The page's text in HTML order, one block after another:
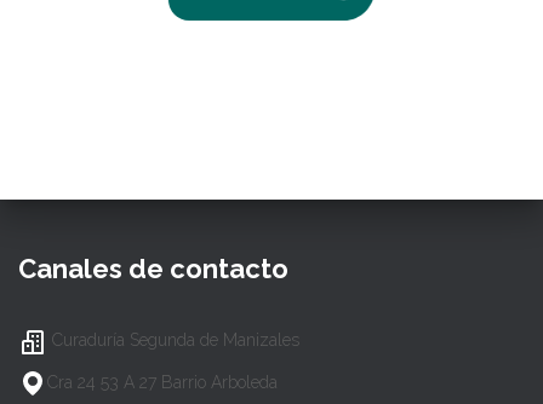
Canales de contacto
Curaduría Segunda de Manizales
Cra 24 53 A 27 Barrio Arboleda